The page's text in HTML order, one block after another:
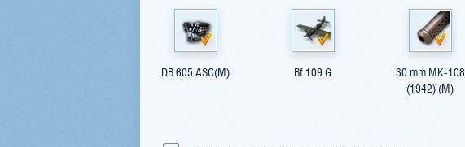
DB 605 ASC(M) Bf 109 G
30 mm MK-108
(1942) (М)